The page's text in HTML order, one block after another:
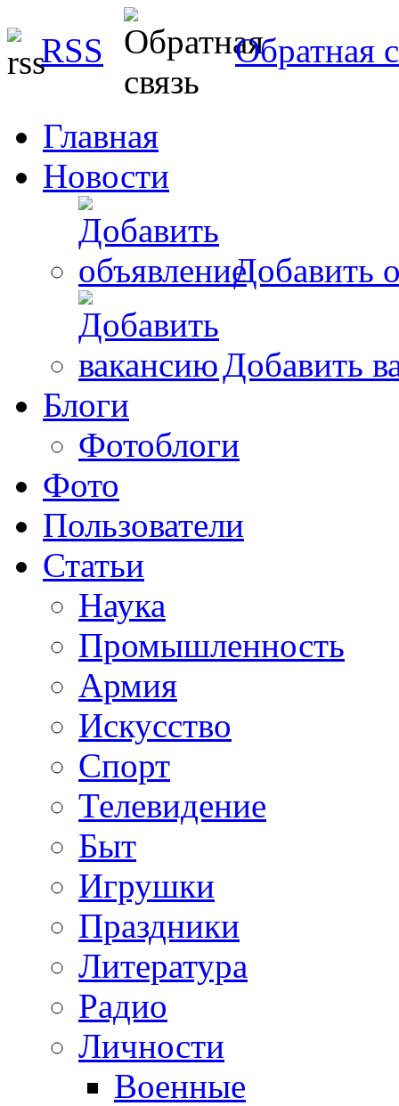
RSS Обратная
Главная
Новости
Добавить
Добавить
Блоги
Фотоблоги
Фото
Пользователи
Статьи
Наука
Промышленность
Армия
Искусство
Спорт
Телевидение
Быт
Игрушки
Праздники
Литература
Радио
Личности
Военные